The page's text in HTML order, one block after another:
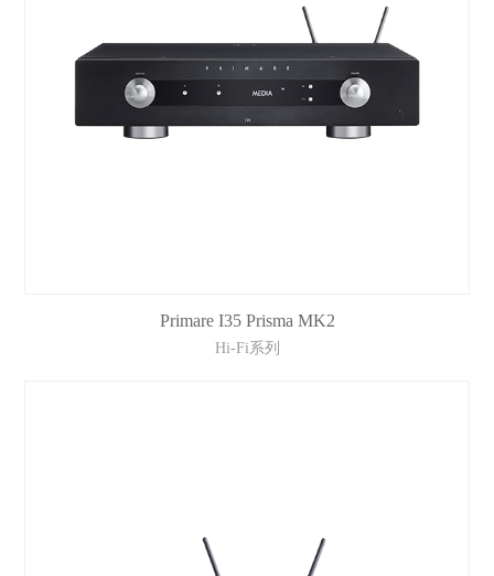
Primare I35 Prisma MK2
Hi-Fi系列